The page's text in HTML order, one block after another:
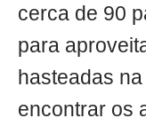
cerca de 90
para
hasteadas
encontrar os